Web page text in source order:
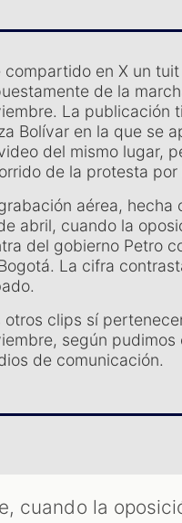
compartido en X un
de la
La publicación
Bolívar en la que se
del mismo lugar,
de la protesta por
aérea, hecha
abril, cuando la
del gobierno Petro
La cifra
otros clips sí
según
de comunicación.
cuando la